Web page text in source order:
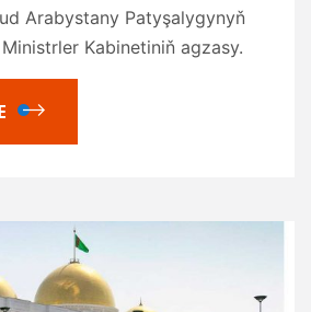
Arabystany Patyşalygynyň
Kabinetiniň agzasy.